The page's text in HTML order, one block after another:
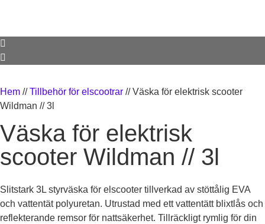
Hem //Tillbehör för elscootrar //Väska för elektrisk scooter
Wildman // 3l
Väska för elektrisk
scooter Wildman // 3l
Slitstark 3L styrväska för elscooter tillverkad av stöttålig EVA
och vattentät polyuretan. Utrustad med ett vattentätt blixtlås och
reflekterande remsor för nattsäkerhet. Tillräckligt rymlig för din